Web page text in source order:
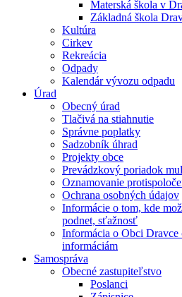
Materská škola v
Základná škola
Kultúra
Cirkev
Rekreácia
Odpady
Kalendár vývozu odpadu
Úrad
Obecný úrad
Tlačivá na stiahnutie
Správne poplatky
Sadzobník úhrad
Projekty obce
Prevádzkový poriadok
Oznamovanie
Ochrana osobných údajov
Informácie o tom, kde
podnet, sťažnosť
Informácia o Obci Dravce
informáciám
Samospráva
Obecné zastupiteľstvo
Poslanci